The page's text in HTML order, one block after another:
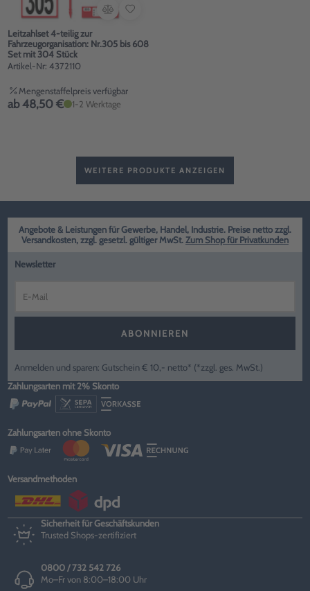
Leitzahlset 4-teilig zur
Fahrzeugorganisation: Nr.305 bis 608
Set mit 304 Stück
Artikel-Nr: 4372110
Mengenstaffelpreis verfügbar
ab 48,50 € 1-2 Werktage
WEITERE PRODUKTE ANZEIGEN
Angebote & Leistungen für Gewerbe, Handel, Industrie. Preise netto zzgl.
Versandkosten, zzgl. gesetzl. gültiger MwSt. Zum Shop für Privatkunden
Newsletter
ABONNIEREN
Anmelden und sparen: Gutschein € 10,- netto* (*zzgl. ges. MwSt.)
Zahlungsarten mit 2% Skonto
Zahlungsarten ohne Skonto
Versandmethoden
Sicherheit für Geschäftskunden
Trusted Shops-zertifiziert
0800 / 732 542 726
Mo–Fr von 8:00–18:00 Uhr